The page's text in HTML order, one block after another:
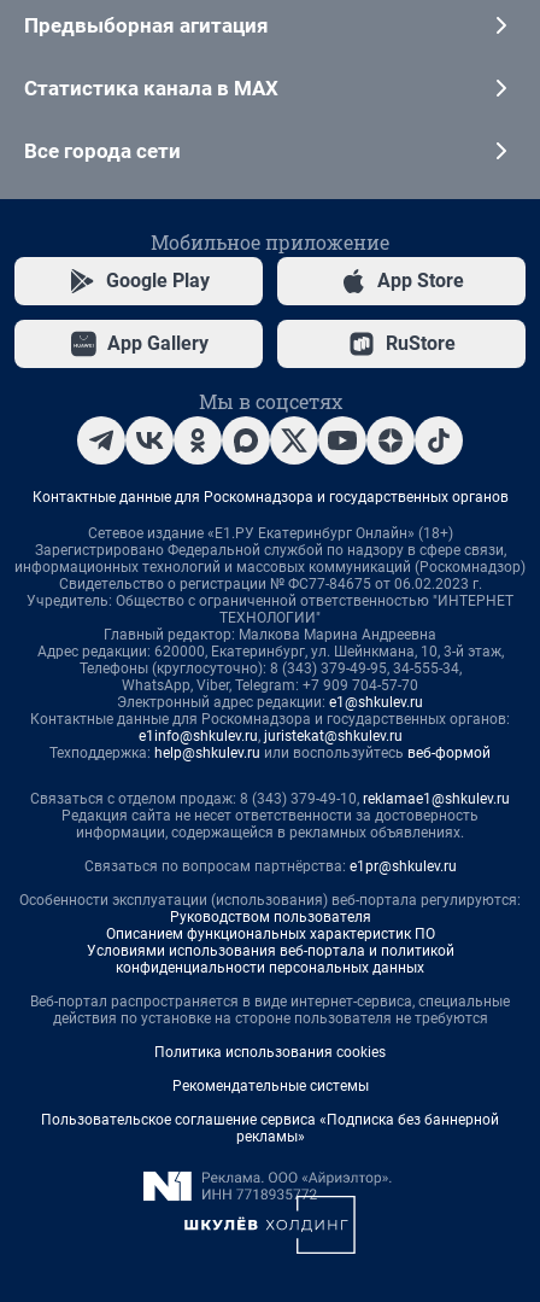
Предвыборная агитация
Статистика канала в MAX
Все города сети
Мобильное приложение
Google Play App Store
App Gallery RuStore
Мы в соцсетях
Контактные данные для Роскомнадзора и государственных органов
Сетевое издание «Е1.РУ Екатеринбург Онлайн» (18+)
Зарегистрировано Федеральной службой по надзору в сфере связи,
информационных технологий и массовых коммуникаций (Роскомнадзор)
Свидетельство о регистрации № ФС77-84675 от 06.02.2023 г.
Учредитель: Общество с ограниченной ответственностью "ИНТЕРНЕТ
ТЕХНОЛОГИИ"
Главный редактор: Малкова Марина Андреевна
Адрес редакции: 620000, Екатеринбург, ул. Шейнкмана, 10, 3-й этаж,
Телефоны (круглосуточно): 8 (343) 379-49-95, 34-555-34,
WhatsApp, Viber, Telegram: +7 909 704-57-70
Электронный адрес редакции: e1@shkulev.ru
Контактные данные для Роскомнадзора и государственных органов:
e1info@shkulev.ru, juristekat@shkulev.ru
Техподдержка: help@shkulev.ru или воспользуйтесь веб-формой
Связаться с отделом продаж: 8 (343) 379-49-10, reklamae1@shkulev.ru
Редакция сайта не несет ответственности за достоверность
информации, содержащейся в рекламных объявлениях.
Связаться по вопросам партнёрства: e1pr@shkulev.ru
Особенности эксплуатации (использования) веб-портала регулируются:
Руководством пользователя
Описанием функциональных характеристик ПО
Условиями использования веб-портала и политикой
конфиденциальности персональных данных
Веб-портал распространяется в виде интернет-сервиса, специальные
действия по установке на стороне пользователя не требуются
Политика использования cookies
Рекомендательные системы
Пользовательское соглашение сервиса «Подписка без баннерной
рекламы»